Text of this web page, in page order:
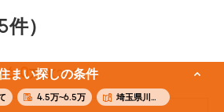
まい探しの条件
4.5万~6.5万 埼玉県川口市
）
6.0万円(25.0m²)